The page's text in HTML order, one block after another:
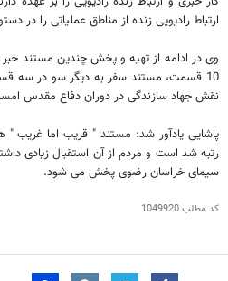
ارتباط رادیویی زنده از مناطق عملیاتی را در
وی در ادامه از تهیه و پخش چندین مستند
10 قسمت، مستند سفر به دیگر سو در سه
نقش جهاد سازندگی در دوران دفاع مقدس
پاشایی یادآور شد: مستند " قریب اما غریب
رتبه شد است و مردم از آن استقبال زیادی
سیمای خراسان رضوی پخش می شود.
کد مطلب1049920